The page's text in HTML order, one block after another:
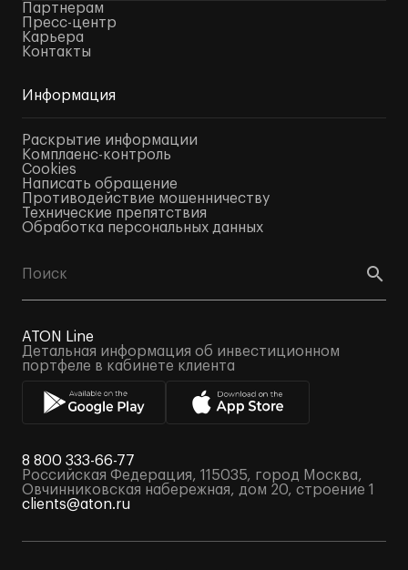
Партнерам
Пресс-центр
Карьера
Контакты
Информация
Раскрытие информации
Комплаенс-контроль
Cookies
Написать обращение
Противодействие мошенничеству
Технические препятствия
Обработка персональных данных
ATON Line
Детальная информация об инвестиционном
портфеле в кабинете клиента
8 800 333-66-77
Российская Федерация, 115035, город Москва,
Овчинниковская набережная, дом 20, строение 1
clients@aton.ru